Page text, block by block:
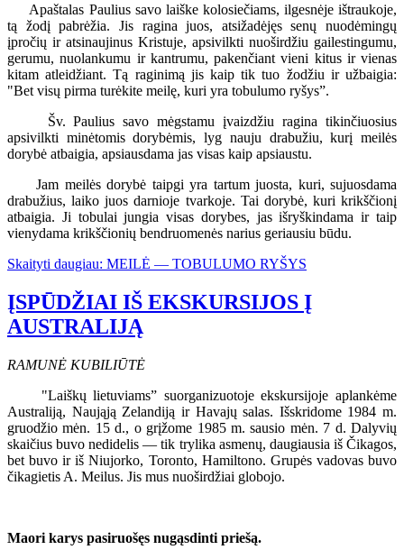
Apaštalas Paulius savo laiške kolosiečiams, ilgesnėje ištraukoje,
tą žodį pabrėžia. Jis ragina juos, atsižadėjęs senų nuodėmingų
įpročių ir atsinaujinus Kristuje, apsivilkti nuoširdžiu gailestingumu,
gerumu, nuolankumu ir kantrumu, pakenčiant vieni kitus ir vienas
kitam atleidžiant. Tą raginimą jis kaip tik tuo žodžiu ir užbaigia:
"Bet visų pirma turėkite meilę, kuri yra tobulumo ryšys”.
Šv. Paulius savo mėgstamu įvaizdžiu ragina tikinčiuosius
apsivilkti minėtomis dorybėmis, lyg nauju drabužiu, kurį meilės
dorybė atbaigia, apsiausdama jas visas kaip apsiaustu.
Jam meilės dorybė taipgi yra tartum juosta, kuri, sujuosdama
drabužius, laiko juos darnioje tvarkoje. Tai dorybė, kuri krikščionį
atbaigia. Ji tobulai jungia visas dorybes, jas išryškindama ir taip
vienydama krikščionių bendruomenės narius geriausiu būdu.
Skaityti daugiau: MEILĖ — TOBULUMO RYŠYS
ĮSPŪDŽIAI IŠ EKSKURSIJOS Į
AUSTRALIJĄ
RAMUNĖ KUBILIŪTĖ
"Laiškų lietuviams” suorganizuotoje ekskursijoje aplankėme
Australiją, Naująją Zelandiją ir Havajų salas. Išskridome 1984 m.
gruodžio mėn. 15 d., o grįžome 1985 m. sausio mėn. 7 d. Dalyvių
skaičius buvo nedidelis — tik trylika asmenų, daugiausia iš Čikagos,
bet buvo ir iš Niujorko, Toronto, Hamiltono. Grupės vadovas buvo
čikagietis A. Meilus. Jis mus nuoširdžiai globojo.
Maori karys pasiruošęs nugąsdinti priešą.